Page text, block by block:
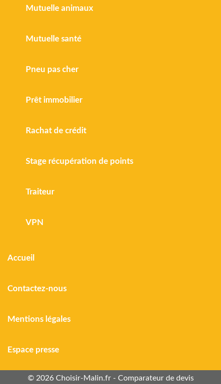
Mutuelle animaux
Mutuelle santé
Pneu pas cher
Prêt immobilier
Rachat de crédit
Stage récupération de points
Traiteur
VPN
Accueil
Contactez-nous
Mentions légales
Espace presse
© 2026 Choisir-Malin.fr - Comparateur de devis